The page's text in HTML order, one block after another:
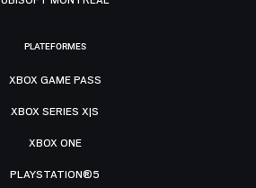
PLATEFORMES
XBOX GAME PASS
XBOX SERIES X|S
XBOX ONE
PLAYSTATION®5